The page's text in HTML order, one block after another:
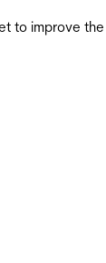
to improve